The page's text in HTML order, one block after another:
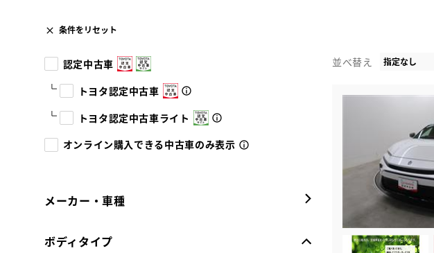
条件をリセット
認定中古車
トヨタ認定中古車
トヨタ認定中古車ライト
オンライン購入できる中古車のみ表示
メーカー・車種
ボディタイプ
並べ替え